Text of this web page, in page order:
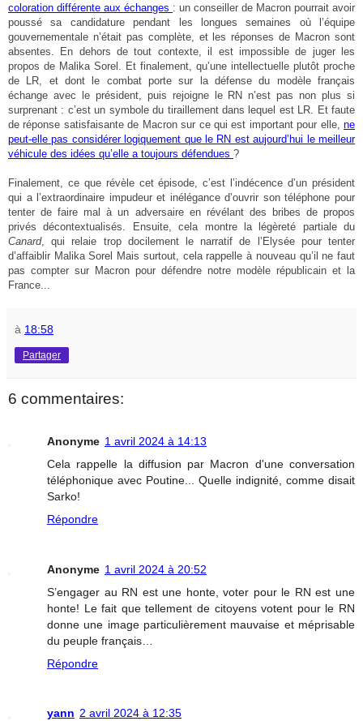
coloration différente aux échanges : un conseiller de Macron pourrait avoir
poussé sa candidature pendant les longues semaines où l’équipe
gouvernementale n’était pas complète, et les réponses de Macron sont
absentes. En dehors de tout contexte, il est impossible de juger les
propos de Malika Sorel. Et finalement, qu’une intellectuelle plutôt proche
de LR, et dont le combat porte sur la défense du modèle français
échange avec le président, puis rejoigne le RN n’est pas non plus si
surprenant : c’est un symbole du tiraillement dans lequel est LR. Et faute
de réponse satisfaisante de Macron sur ce qui est important pour elle, ne
peut-elle pas considérer logiquement que le RN est aujourd’hui le meilleur
véhicule des idées qu’elle a toujours défendues ?
Finalement, ce que révèle cet épisode, c’est l’indécence d’un président
qui a l’extraordinaire impudeur et inélégance d’ouvrir son téléphone pour
tenter de faire mal à un adversaire en révélant des bribes de propos
privés décontextualisés. Ensuite, cela montre la légèreté partiale du
Canard, qui relaie trop docilement le narratif de l’Elysée pour tenter
d’affaiblir Malika Sorel Mais surtout, cela rappelle à nouveau qu’il ne faut
pas compter sur Macron pour défendre notre modèle républicain et la
France...
à 18:58
Partager
6 commentaires:
Anonyme 1 avril 2024 à 14:13
Cela rappelle la diffusion par Macron d'une conversation
téléphonique avec Poutine... Quelle indignité, comme disait
Sarko!
Répondre
Anonyme 1 avril 2024 à 20:52
S’engager au RN est une honte, voter pour le RN est une
honte! Le fait que tellement de citoyens votent pour le RN
donne une image particulièrement mauvaise et méprisable
du peuple français…
Répondre
yann 2 avril 2024 à 12:35